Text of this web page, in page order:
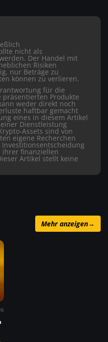
nicht als
Der Handel mit
Risiken
nur Beträge zu
können zu verlieren.
für die
Produkte
weder direkt noch
haftbar gemacht
eines in diesem Artikel
Dienstleistung
Assets sind von
eigene Recherchen
ihrer finanziellen
Artikel stellt keine
Mehr anzeigen→